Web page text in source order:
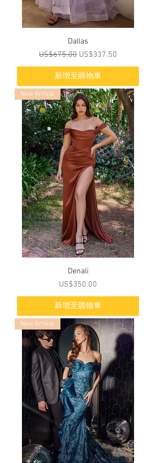
Dallas
一般價格
US$675.00 促銷價格
US$337.50
新增至購物車
New Arrival
Denali
價格
US$350.00
新增至購物車
New Arrival